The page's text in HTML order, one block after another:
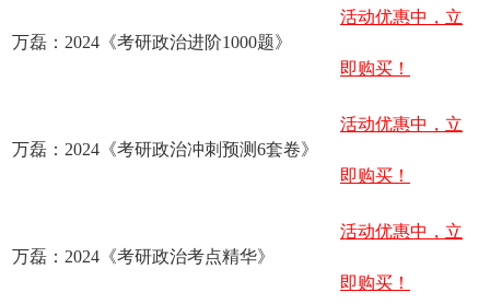
万磊：2024《考研政治进阶1000题》
活动优惠中，立
即购买！
万磊：2024《考研政治冲刺预测6套卷》
活动优惠中，立
即购买！
万磊：2024《考研政治考点精华》
活动优惠中，立
即购买！